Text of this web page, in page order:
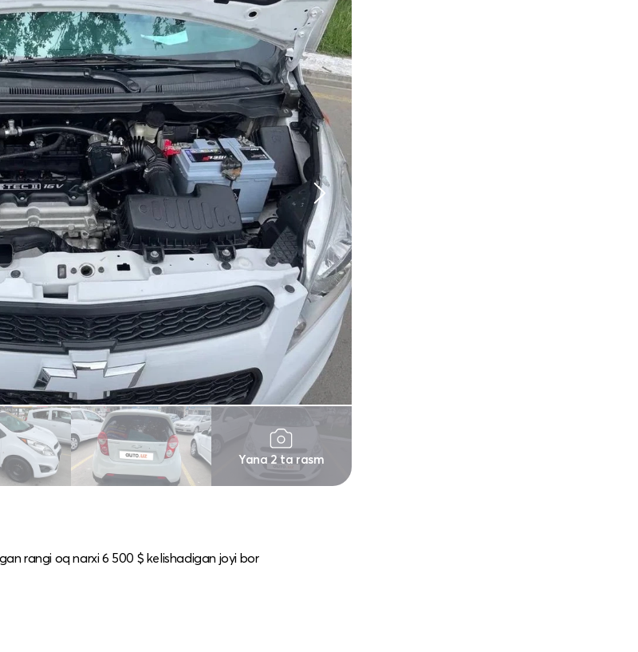
Yana 2 ta rasm
rangi oq narxi 6 500 $ kelishadigan joyi bor